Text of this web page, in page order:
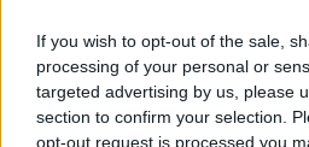
If you wish to opt-out of the sale,
processing of your personal or
targeted advertising by us, please
section to confirm your selection.
opt-out request is processed you
Éppen ezért hatalmas a
már mindenki futballozni
álmodik, hogy egyszer egy
kereshesse a kenyerét, sőt,